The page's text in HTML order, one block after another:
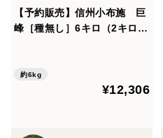
【予約販売】信州小布施 巨
峰［種無し］6キロ（2キロ×
約6kg
¥12,306